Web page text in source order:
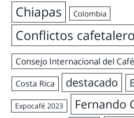
Chiapas Colombia
Conflictos
Consejo Internacional del Café
Costa Rica destacado
Expocafé 2023 Fernando